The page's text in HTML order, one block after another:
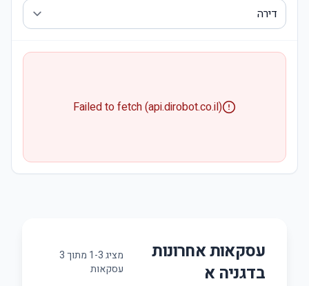
Failed to fetch (api.dirobot.co.il)
עסקאות אחרונות
בדגניה א
מציג 1-3 מתוך3
עסקאות